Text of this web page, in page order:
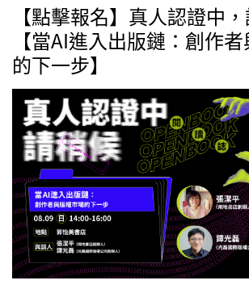
【點擊報名】真人認證中，
【當AI進入出版鏈：創作
的下一步】